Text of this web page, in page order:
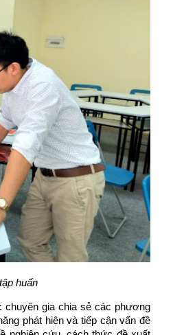
huấn
chuyên gia chia sẻ các phương
phát hiện và tiếp cận vấn đề